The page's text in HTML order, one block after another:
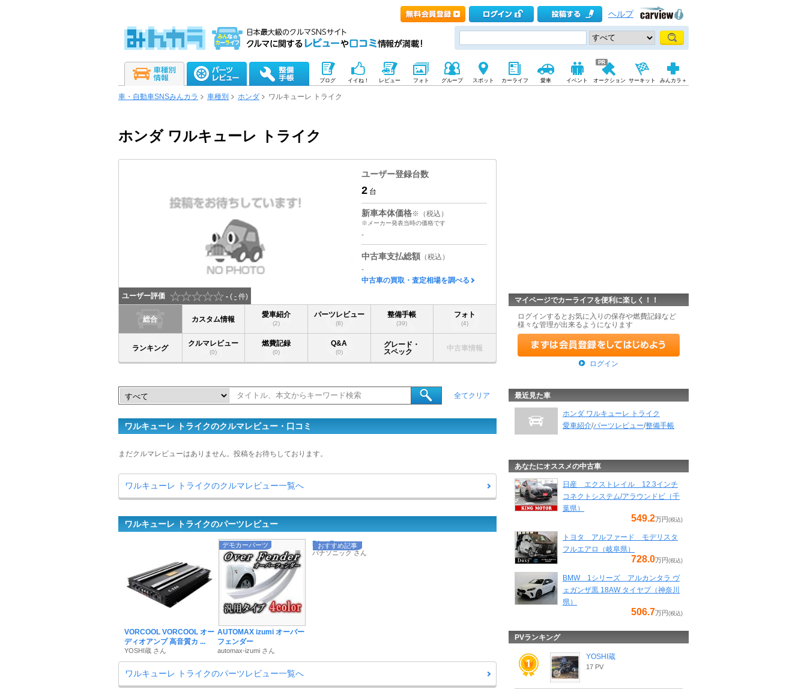
ヘルプ
ブログ イイね！ レビュー フォト グループ スポット カーライフ 愛車 イベント オークション サーキット みんカラ＋
車・自動車SNSみんカラ 車種別 ホンダ ワルキューレ トライク
ホンダ ワルキューレ トライク
ユーザー評価 - ( - 件)
ユーザー登録台数
2 台
新車本体価格※（税込）
※メーカー発表当時の価格です
-
中古車支払総額 （税込）
-
中古車の買取・査定相場を調べる
総合 カスタム情報
愛車紹介
(2)
パーツレビュー
(8)
整備手帳
(39)
フォト
(4)
ランキング
クルマレビュー
(0)
燃費記録
(0)
Q&A
(0)
グレード・
スペック
中古車情報
全てクリア
ワルキューレ トライクのクルマレビュー・口コミ
まだクルマレビューはありません。投稿をお待ちしております。
ワルキューレ トライクのクルマレビュー一覧へ
ワルキューレ トライクのパーツレビュー
VORCOOL VORCOOL オー
ディオアンプ 高音質カ ...
YOSHI蔵 さん
デモカーパーツ
AUTOMAX izumi オーバー
フェンダー
automax-izumi さん
おすすめ記事
Blue Batter ...
パナソニック さん
ワルキューレ トライクのパーツレビュー一覧へ
マイページでカーライフを便利に楽しく！！
ログインするとお気に入りの保存や燃費記録など
様々な管理が出来るようになります
ログイン
最近見た車
ホンダ ワルキューレ トライク
愛車紹介/パーツレビュー/整備手帳
あなたにオススメの中古車
日産 エクストレイル 12.3インチ
コネクトシステム/アラウンドビ（千
葉県）
549.2万円 (税込)
トヨタ アルファード モデリスタ
フルエアロ（岐阜県）
728.0万円 (税込)
BMW 1シリーズ アルカンタラ ヴ
ェガンザ黒 18AW タイヤプ（神奈川
県）
506.7万円 (税込)
PVランキング
YOSHI蔵
17 PV